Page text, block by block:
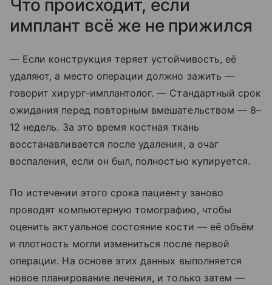
Что происходит, если
имплант всё же не прижился
— Если конструкция теряет устойчивость, её
удаляют, а место операции должно зажить —
говорит хирург-имплантолог. — Стандартный срок
ожидания перед повторным вмешательством — 8–
12 недель. За это время костная ткань
восстанавливается после удаления, а очаг
воспаления, если он был, полностью купируется.
По истечении этого срока пациенту заново
проводят компьютерную томографию, чтобы
оценить актуальное состояние кости — её объём
и плотность могли измениться после первой
операции. На основе этих данных выполняется
новое планирование лечения, и только затем —